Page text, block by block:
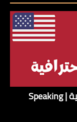
دورة مجانية: تحدث الإنجليزية الاحترافية | Speaking